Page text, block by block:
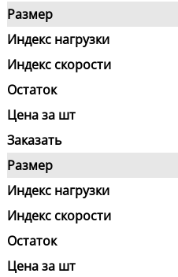
Размер
Индекс нагрузки
Индекс скорости
Остаток
Цена за шт
Заказать
Размер
Индекс нагрузки
Индекс скорости
Остаток
Цена за шт